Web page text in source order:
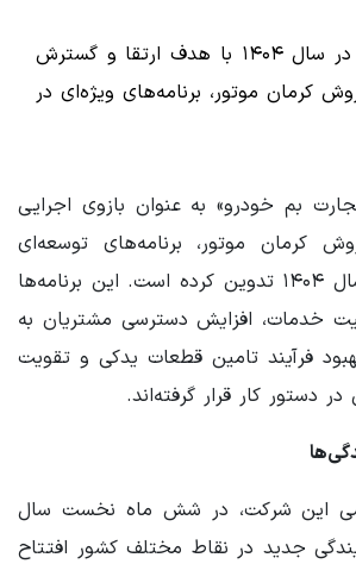
شرکت بم خودرو در سال ۱۴۰۴ با هدف ارتقا و گسترش
کرمان موتور، برنامه‌های ویژه‌ای در
بم خودرو» به عنوان بازوی اجرایی
کرمان موتور، برنامه‌های توسعه‌ای
گسترده‌ای را برای سال ۱۴۰۴ تدوین کرده است. این برنامه‌ها
خدمات، افزایش دسترسی مشتریان به
فرآیند تامین قطعات یدکی و تقویت
دستور کار قرار گرفته‌اند.
این شرکت، در شش ماه نخست سال
حدود ۱۵ نمایندگی جدید در نقاط مختلف کشور افتتاح